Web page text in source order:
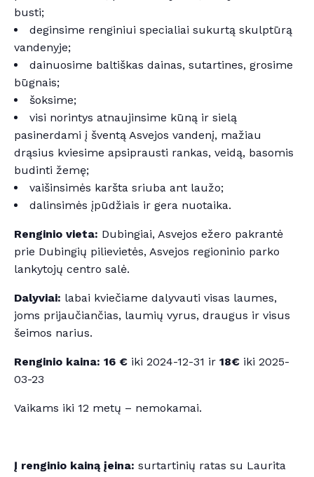
busti;
deginsime renginiui specialiai sukurtą skulptūrą
vandenyje;
dainuosime baltiškas dainas, sutartines, grosime
būgnais;
šoksime;
visi norintys atnaujinsime kūną ir sielą
pasinerdami į šventą Asvejos vandenį, mažiau
drąsius kviesime apsiprausti rankas, veidą, basomis
budinti žemę;
vaišinsimės karšta sriuba ant laužo;
dalinsimės įpūdžiais ir gera nuotaika.
Renginio vieta: Dubingiai, Asvejos ežero pakrantė
prie Dubingių pilievietės, Asvejos regioninio parko
lankytojų centro salė.
Dalyviai: labai kviečiame dalyvauti visas laumes,
joms prijaučiančias, laumių vyrus, draugus ir visus
šeimos narius.
Renginio kaina: 16 € iki 2024-12-31 ir 18€ iki 2025-
03-23
Vaikams iki 12 metų – nemokamai.
Į renginio kainą įeina: surtartinių ratas su Laurita